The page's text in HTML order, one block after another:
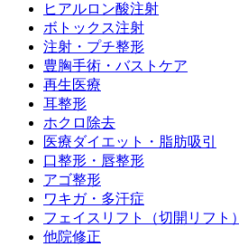
ヒアルロン酸注射
ボトックス注射
注射・プチ整形
豊胸手術・バストケア
再生医療
耳整形
ホクロ除去
医療ダイエット・脂肪吸引
口整形・唇整形
アゴ整形
ワキガ・多汗症
フェイスリフト（切開リフト）
他院修正